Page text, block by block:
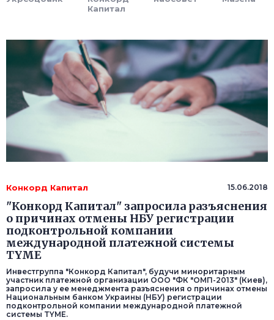
Капитал
Конкорд Капитал 15.06.2018
"Конкорд Капитал" запросила разъяснения
о причинах отмены НБУ регистрации
подконтрольной компании
международной платежной системы
TYME
Инвестгруппа "Конкорд Капитал", будучи миноритарным
участник платежной организации ООО "ФК "ОМП-2013" (Киев),
запросила у ее менеджмента разъяснения о причинах отмены
Национальным банком Украины (НБУ) регистрации
подконтрольной компании международной платежной
системы TYME.